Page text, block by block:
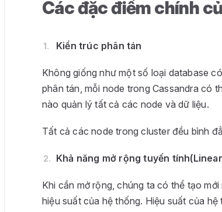
Các đặc điểm chính
Kiển trúc phân tán
Không giống như một số loại database
phân tán, mỗi node trong Cassandra có
nào quản lý tất cả các node và dữ liệu.
Tất cả các node trong cluster đều bình
Khả năng mở rộng tuyến
Khi cần mở rộng, chúng ta có thể tạo
hiệu suất của hệ thống. Hiệu suất của